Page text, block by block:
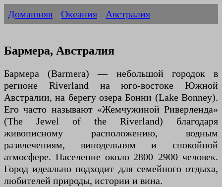
Домашняя Океания Австралия
Бармера, Австралия
Бармера (Barmera) — небольшой городок в
регионе Riverland на юго-востоке Южной
Австралии, на берегу озера Бонни (Lake Bonney).
Его часто называют «Жемчужиной Риверленда»
(The Jewel of the Riverland) благодаря
живописному расположению, водным
развлечениям, винодельням и спокойной
атмосфере. Население около 2800–2900 человек.
Город идеально подходит для семейного отдыха,
любителей природы, истории и вина.